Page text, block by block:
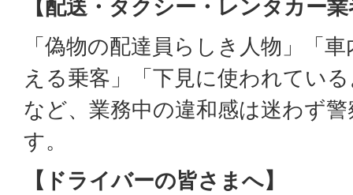
【配送・タクシー・レンタカー
「偽物の配達員らしき人物」「
える乗客」「下見に使われてい
など、業務中の違和感は迷わず
す。
【ドライバーの皆さまへ】